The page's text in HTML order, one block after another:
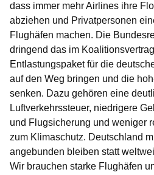
dass immer mehr Airlines ihre
abziehen und Privatpersonen
Flughäfen machen. Die
dringend das im
Entlastungspaket für die
auf den Weg bringen und die
senken. Dazu gehören eine
Luftverkehrssteuer, niedrigere
und Flugsicherung und weniger
zum Klimaschutz. Deutschland
angebunden bleiben statt
Wir brauchen starke Flughäfen